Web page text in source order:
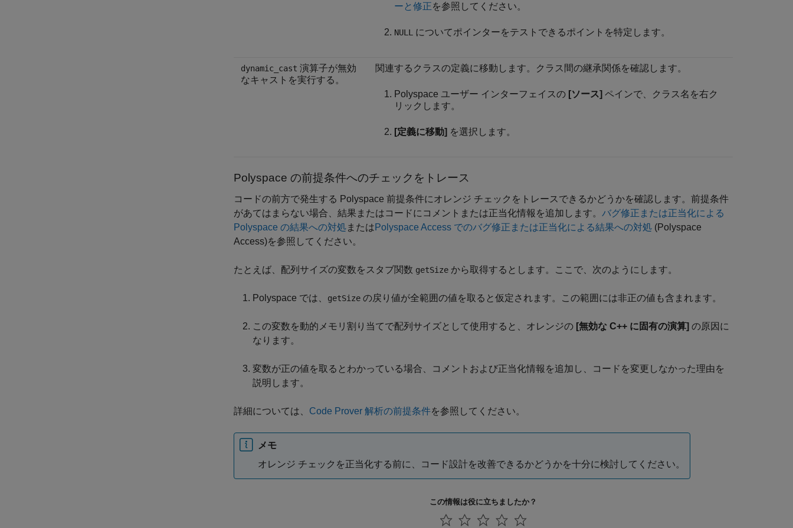
ーと修正を参照してください。
NULL についてポインターをテストできるポイントを特定します。
dynamic_cast 演算子が無効
なキャストを実行する。
関連するクラスの定義に移動します。クラス間の継承関係を確認します。
Polyspace ユーザー インターフェイスの [ソース] ペインで、クラス名を右ク
リックします。
[定義に移動] を選択します。
Polyspace の前提条件へのチェックをトレース
コードの前方で発生する Polyspace 前提条件にオレンジ チェックをトレースできるかどうかを確認します。前提条件
があてはまらない場合、結果またはコードにコメントまたは正当化情報を追加します。 バグ修正または正当化による
Polyspace の結果への対処または Polyspace Access でのバグ修正または正当化による結果への対処 (Polyspace
Access)を参照してください。
たとえば、配列サイズの変数をスタブ関数 getSize から取得するとします。ここで、次のようにします。
Polyspace では、 getSize の戻り値が全範囲の値を取ると仮定されます。この範囲には非正の値も含まれます。
この変数を動的メモリ割り当てで配列サイズとして使用すると、オレンジの [無効な C++ に固有の演算] の原因に
なります。
変数が正の値を取るとわかっている場合、コメントおよび正当化情報を追加し、コードを変更しなかった理由を
説明します。
詳細については、 Code Prover 解析の前提条件を参照してください。
メモ
オレンジ チェックを正当化する前に、コード設計を改善できるかどうかを十分に検討してください。
この情報は役に立ちましたか？